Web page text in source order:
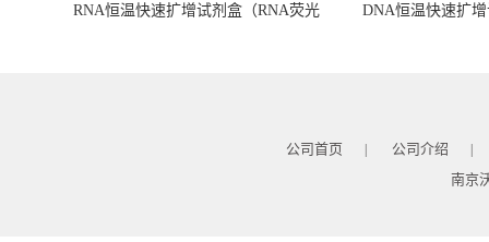
RNA恒温快速扩增试剂盒（RNA荧光
DNA恒温快速扩
公司首页 | 公司介绍 |
南京